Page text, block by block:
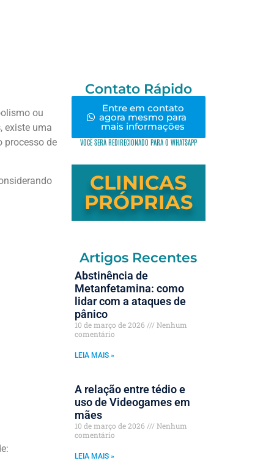
ou
, existe uma
processo de
Contato Rápido
Entre em contato
agora mesmo para
mais informações
VOCÊ SERÁ REDIRECIONADO PARA O WHATSAPP
CLINICAS
PRÓPRIAS
Artigos Recentes
Abstinência de
Metanfetamina: como
lidar com a ataques de
pânico
10 de março de 2026
Nenhum
comentário
LEIA MAIS »
A relação entre tédio e
uso de Videogames em
mães
10 de março de 2026
Nenhum
comentário
LEIA MAIS »